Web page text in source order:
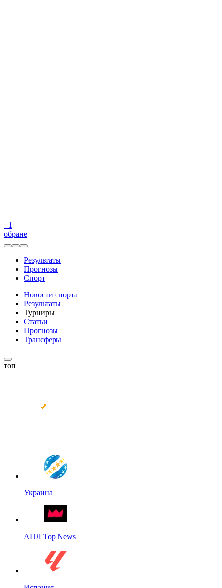
+1
обране
Результаты
Прогнозы
Спорт
Новости спорта
Результаты
Турниры
Статьи
Прогнозы
Трансферы
топ
Украина
АПЛ Top News